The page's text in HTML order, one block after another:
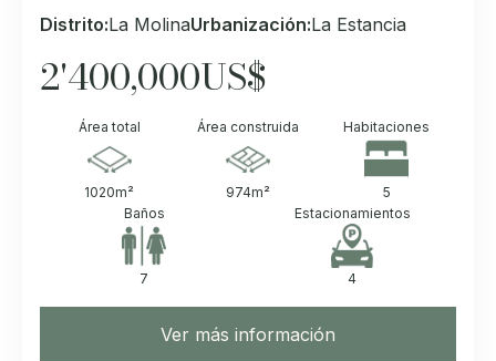
Distrito:La MolinaUrbanización:La Estancia
2'400,000US$
Área total
1020m²
Área construida
974m²
Habitaciones
5
Baños
7
Estacionamientos
4
Ver más información